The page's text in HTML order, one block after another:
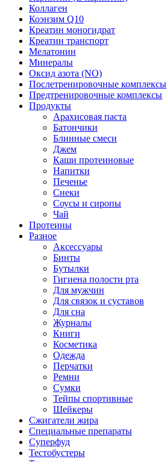
Коллаген
Коэнзим Q10
Креатин моногидрат
Креатин транспорт
Мелатонин
Минералы
Оксид азота (NO)
Послетренировочные комплексы
Предтренировочные комплексы
Продукты
Арахисовая паста
Батончики
Блинные смеси
Джем
Каши протеиновые
Напитки
Печенье
Снеки
Соусы и сиропы
Чай
Протеины
Разное
Аксессуары
Бинты
Бутылки
Гигиена полости рта
Для мужчин
Для связок и суставов
Для сна
Журналы
Книги
Косметика
Одежда
Перчатки
Ремни
Сумки
Тейпы спортивные
Шейкеры
Сжигатели жира
Специальные препараты
Суперфуд
Тестобустеры